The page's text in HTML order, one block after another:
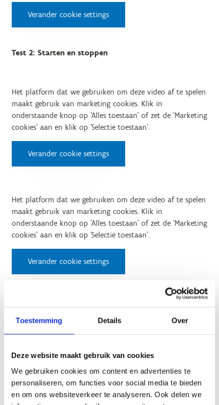
Toestemming Details Over
Deze website maakt gebruik van cookies
We gebruiken cookies om content en advertenties te
personaliseren, om functies voor social media te bieden
en om ons websiteverkeer te analyseren. Ook delen we
Verander cookie settings
Test 2: Starten en stoppen
Het platform dat we gebruiken om deze video af te spelen
maakt gebruik van marketing cookies. Klik in
onderstaande knop op 'Alles toestaan' of zet de 'Marketing
cookies' aan en klik op 'Selectie toestaan'.
Verander cookie settings
Het platform dat we gebruiken om deze video af te spelen
maakt gebruik van marketing cookies. Klik in
onderstaande knop op 'Alles toestaan' of zet de 'Marketing
cookies' aan en klik op 'Selectie toestaan'.
Verander cookie settings
maakt gebruik van marketing cookies. Klik in
onderstaande knop op 'Alles toestaan' of zet de 'Marketing
cookies' aan en klik op 'Selectie toestaan'.
Verander cookie settings